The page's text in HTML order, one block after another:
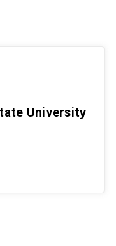
University